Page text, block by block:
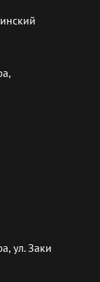
ул. Заки